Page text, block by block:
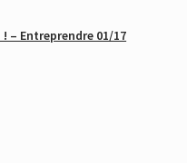
– Entreprendre 01/17